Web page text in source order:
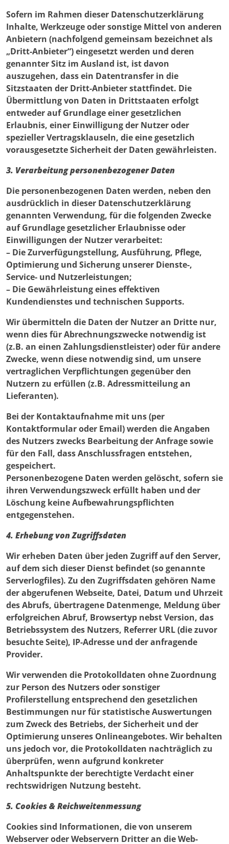
Sofern im Rahmen dieser Datenschutzerklärung
Inhalte, Werkzeuge oder sonstige Mittel von anderen
Anbietern (nachfolgend gemeinsam bezeichnet als
„Dritt-Anbieter“) eingesetzt werden und deren
genannter Sitz im Ausland ist, ist davon
auszugehen, dass ein Datentransfer in die
Sitzstaaten der Dritt-Anbieter stattfindet. Die
Übermittlung von Daten in Drittstaaten erfolgt
entweder auf Grundlage einer gesetzlichen
Erlaubnis, einer Einwilligung der Nutzer oder
spezieller Vertragsklauseln, die eine gesetzlich
vorausgesetzte Sicherheit der Daten gewährleisten.
3. Verarbeitung personenbezogener Daten
Die personenbezogenen Daten werden, neben den
ausdrücklich in dieser Datenschutzerklärung
genannten Verwendung, für die folgenden Zwecke
auf Grundlage gesetzlicher Erlaubnisse oder
Einwilligungen der Nutzer verarbeitet:
– Die Zurverfügungstellung, Ausführung, Pflege,
Optimierung und Sicherung unserer Dienste-,
Service- und Nutzerleistungen;
– Die Gewährleistung eines effektiven
Kundendienstes und technischen Supports.
Wir übermitteln die Daten der Nutzer an Dritte nur,
wenn dies für Abrechnungszwecke notwendig ist
(z.B. an einen Zahlungsdienstleister) oder für andere
Zwecke, wenn diese notwendig sind, um unsere
vertraglichen Verpflichtungen gegenüber den
Nutzern zu erfüllen (z.B. Adressmitteilung an
Lieferanten).
Bei der Kontaktaufnahme mit uns (per
Kontaktformular oder Email) werden die Angaben
des Nutzers zwecks Bearbeitung der Anfrage sowie
für den Fall, dass Anschlussfragen entstehen,
gespeichert.
Personenbezogene Daten werden gelöscht, sofern sie
ihren Verwendungszweck erfüllt haben und der
Löschung keine Aufbewahrungspflichten
entgegenstehen.
4. Erhebung von Zugriffsdaten
Wir erheben Daten über jeden Zugriff auf den Server,
auf dem sich dieser Dienst befindet (so genannte
Serverlogfiles). Zu den Zugriffsdaten gehören Name
der abgerufenen Webseite, Datei, Datum und Uhrzeit
des Abrufs, übertragene Datenmenge, Meldung über
erfolgreichen Abruf, Browsertyp nebst Version, das
Betriebssystem des Nutzers, Referrer URL (die zuvor
besuchte Seite), IP-Adresse und der anfragende
Provider.
Wir verwenden die Protokolldaten ohne Zuordnung
zur Person des Nutzers oder sonstiger
Profilerstellung entsprechend den gesetzlichen
Bestimmungen nur für statistische Auswertungen
zum Zweck des Betriebs, der Sicherheit und der
Optimierung unseres Onlineangebotes. Wir behalten
uns jedoch vor, die Protokolldaten nachträglich zu
überprüfen, wenn aufgrund konkreter
Anhaltspunkte der berechtigte Verdacht einer
rechtswidrigen Nutzung besteht.
5. Cookies & Reichweitenmessung
Cookies sind Informationen, die von unserem
Webserver oder Webservern Dritter an die Web-